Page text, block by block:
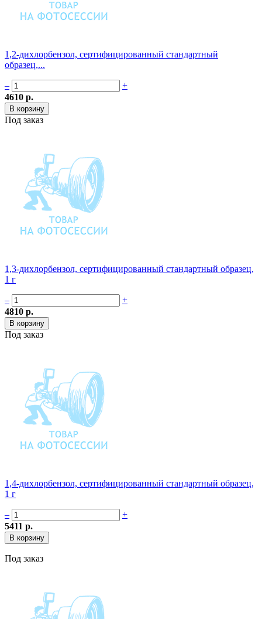
1,2-дихлорбензол, сертифицированный стандартный
образец,...
–
+
4610 р.
Под заказ
1,3-дихлорбензол, сертифицированный стандартный образец,
1 г
–
+
4810 р.
Под заказ
1,4-дихлорбензол, сертифицированный стандартный образец,
1 г
–
+
5411 р.
Под заказ